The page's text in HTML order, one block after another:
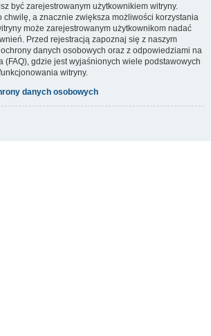
być zarejestrowanym użytkownikiem witryny.
chwilę, a znacznie zwiększa możliwości korzystania
może zarejestrowanym użytkownikom nadać
Przed rejestracją zapoznaj się z naszym
danych osobowych oraz z odpowiedziami na
(FAQ), gdzie jest wyjaśnionych wiele podstawowych
witryny.
danych osobowych